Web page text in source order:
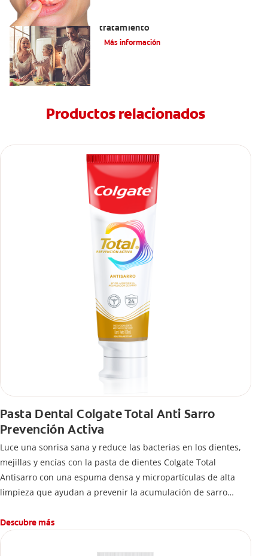
tratamiento
Más información
Productos relacionados
Pasta Dental Colgate Total Anti Sarro
Prevención Activa
Luce una sonrisa sana y reduce las bacterias en los dientes,
mejillas y encías con la pasta de dientes Colgate Total
Antisarro con una espuma densa y micropartículas de alta
limpieza que ayudan a prevenir la acumulación de sarro
Descubre más